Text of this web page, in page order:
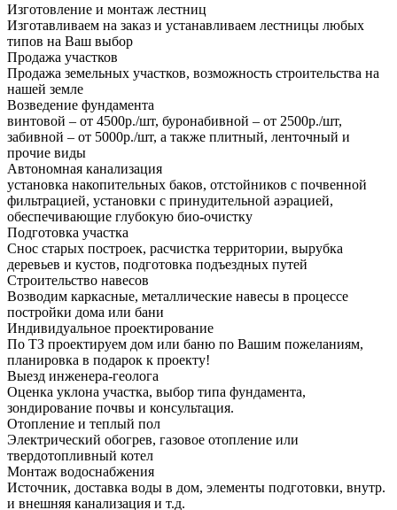
Изготовление и монтаж лестниц
Изготавливаем на заказ и устанавливаем лестницы любых
типов на Ваш выбор
Продажа участков
Продажа земельных участков, возможность строительства на
нашей земле
Возведение фундамента
винтовой – от 4500р./шт, буронабивной – от 2500р./шт,
забивной – от 5000р./шт, а также плитный, ленточный и
прочие виды
Автономная канализация
установка накопительных баков, отстойников с почвенной
фильтрацией, установки с принудительной аэрацией,
обеспечивающие глубокую био-очистку
Подготовка участка
Снос старых построек, расчистка территории, вырубка
деревьев и кустов, подготовка подъездных путей
Строительство навесов
Возводим каркасные, металлические навесы в процессе
постройки дома или бани
Индивидуальное проектирование
По ТЗ проектируем дом или баню по Вашим пожеланиям,
планировка в подарок к проекту!
Выезд инженера-геолога
Оценка уклона участка, выбор типа фундамента,
зондирование почвы и консультация.
Отопление и теплый пол
Электрический обогрев, газовое отопление или
твердотопливный котел
Монтаж водоснабжения
Источник, доставка воды в дом, элементы подготовки, внутр.
и внешняя канализация и т.д.